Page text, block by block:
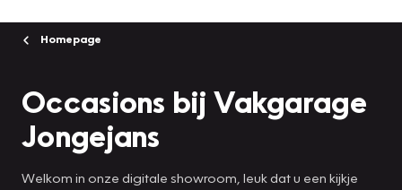
Homepage
Occasions bij Vakgarage
Jongejans
Welkom in onze digitale showroom, leuk dat u een kijkje